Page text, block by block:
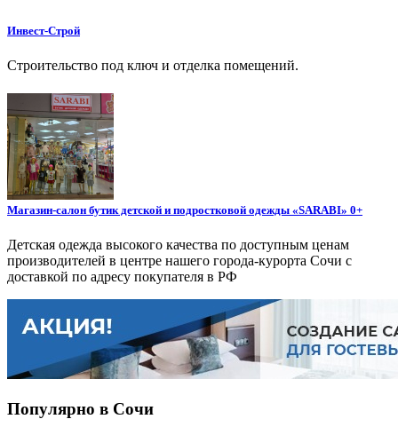
Инвест-Строй
Строительство под ключ и отделка помещений.
Магазин-салон бутик детской и подростковой одежды «SARABI» 0+
Детская одежда высокого качества по доступным ценам
производителей в центре нашего города-курорта Сочи с
доставкой по адресу покупателя в РФ
Популярно в Сочи